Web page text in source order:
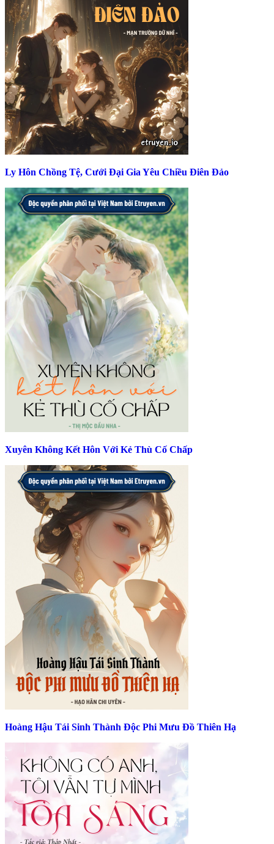
Ly Hôn Chồng Tệ, Cưới Đại Gia Yêu Chiều Điên Đảo
Xuyên Không Kết Hôn Với Kẻ Thù Cố Chấp
Hoàng Hậu Tái Sinh Thành Độc Phi Mưu Đồ Thiên Hạ